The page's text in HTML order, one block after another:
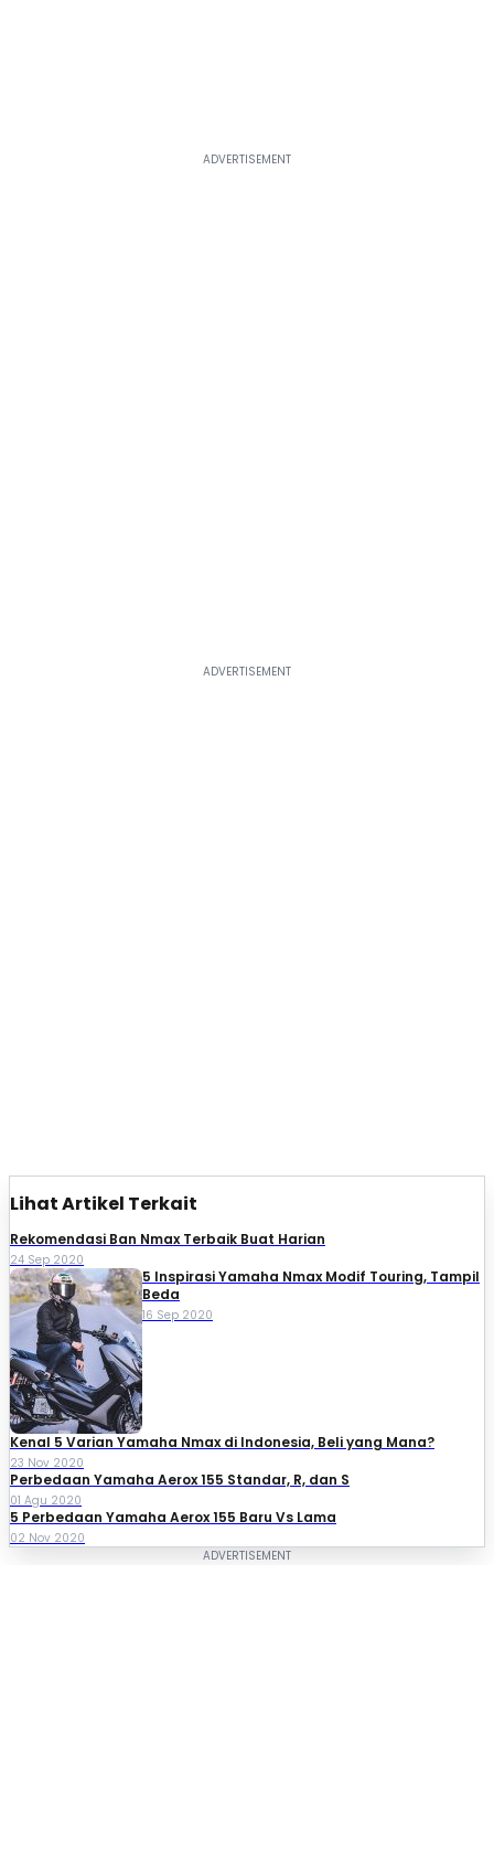
Lihat Artikel Terkait
Rekomendasi Ban Nmax Terbaik Buat Harian
24 Sep 2020
5 Inspirasi Yamaha Nmax Modif Touring, Tampil
Beda
16 Sep 2020
Kenal 5 Varian Yamaha Nmax di Indonesia, Beli yang Mana?
23 Nov 2020
Perbedaan Yamaha Aerox 155 Standar, R, dan S
01 Agu 2020
5 Perbedaan Yamaha Aerox 155 Baru Vs Lama
02 Nov 2020